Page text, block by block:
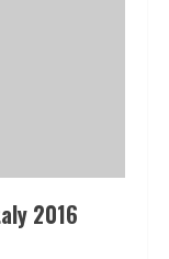
2016